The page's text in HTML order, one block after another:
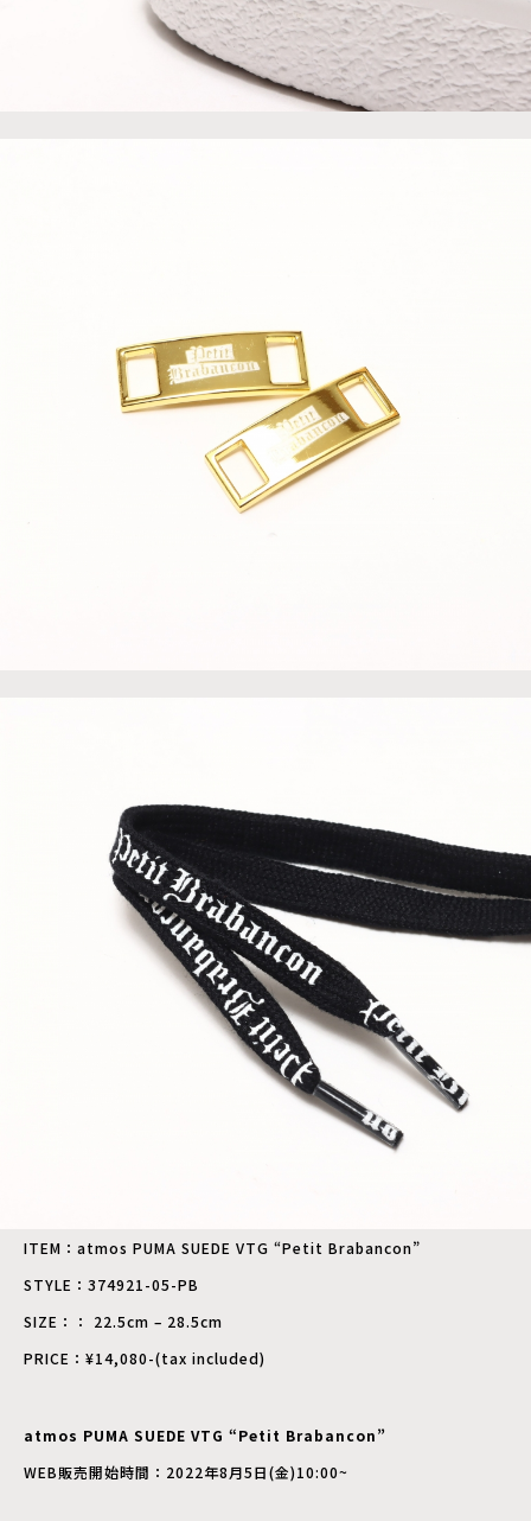
ITEM：atmos PUMA SUEDE VTG “Petit Brabancon”
STYLE：374921-05-PB
SIZE：： 22.5cm – 28.5cm
PRICE：¥14,080-(tax included)
atmos PUMA SUEDE VTG “Petit Brabancon”
WEB販売開始時間：2022年8月5日(金)10:00~